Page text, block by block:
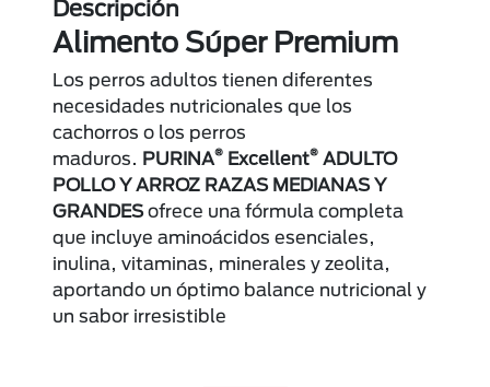
Descripción
Alimento Súper Premium
Los perros adultos tienen diferentes
necesidades nutricionales que los
cachorros o los perros
maduros. PURINA® Excellent® ADULTO
POLLO Y ARROZ RAZAS MEDIANAS Y
GRANDESofrece una fórmula completa
que incluye aminoácidos esenciales,
inulina, vitaminas, minerales y zeolita,
aportando un óptimo balance nutricional y
un sabor irresistible